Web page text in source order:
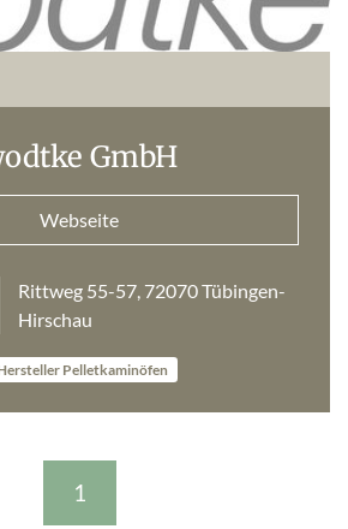
GmbH
Webseite
Rittweg 55-57, 72070 Tübingen-
Hirschau
Pelletkaminöfen
1